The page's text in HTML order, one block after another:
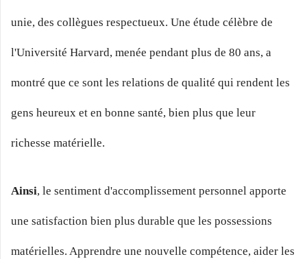
unie, des collègues respectueux. Une étude célèbre de
l'Université Harvard, menée pendant plus de 80 ans, a
montré que ce sont les relations de qualité qui rendent les
gens heureux et en bonne santé, bien plus que leur
richesse matérielle.
Ainsi, le sentiment d'accomplissement personnel apporte
une satisfaction bien plus durable que les possessions
matérielles. Apprendre une nouvelle compétence, aider les